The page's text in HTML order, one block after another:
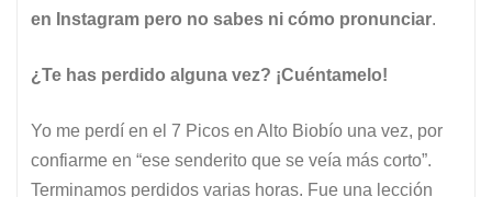
en Instagram pero no sabes ni cómo pronunciar.
¿Te has perdido alguna vez? ¡Cuéntamelo!
Yo me perdí en el 7 Picos en Alto Biobío una vez, por
confiarme en “ese senderito que se veía más corto”.
Terminamos perdidos varias horas. Fue una lección